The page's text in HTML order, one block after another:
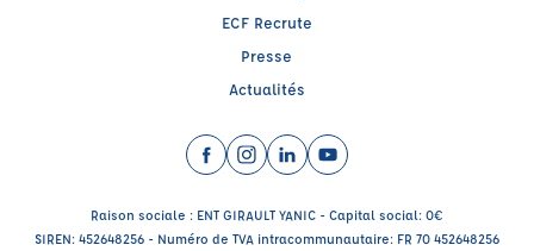
ECF Recrute
Presse
Actualités
Facebook (nouvelle fenêtre)
Instagram (nouvelle fenêtre)
LinkedIn (nouvelle fenêtre)
YouTube (nouvelle
Raison sociale : ENT GIRAULT YANIC - Capital social: 0€
SIREN: 452648256 - Numéro de TVA intracommunautaire: FR 70 452648256